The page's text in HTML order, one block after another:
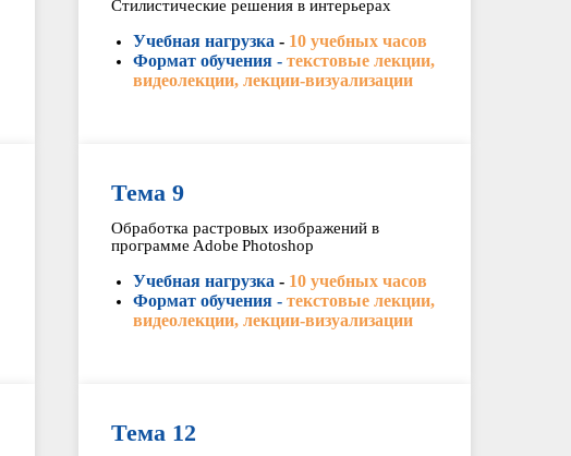
Стилистические решения в интерьерах
Учебная нагрузка - 10 учебных часов
Формат обучения - текстовые лекции,
видеолекции, лекции-визуализации
Тема 9
Обработка растровых изображений в
программе Adobe Photoshop
Учебная нагрузка - 10 учебных часов
Формат обучения - текстовые лекции,
видеолекции, лекции-визуализации
Тема 12